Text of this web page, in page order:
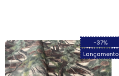
-37%
Lançamento